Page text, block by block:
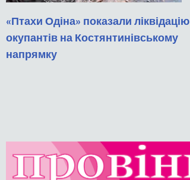
«Птахи Одіна» показали ліквідацію
окупантів на Костянтинівському
напрямку